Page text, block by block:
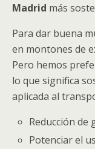
Madrid más
Para dar buena
en montones de
Pero hemos
lo que significa
aplicada al
Reducción de
Potenciar el